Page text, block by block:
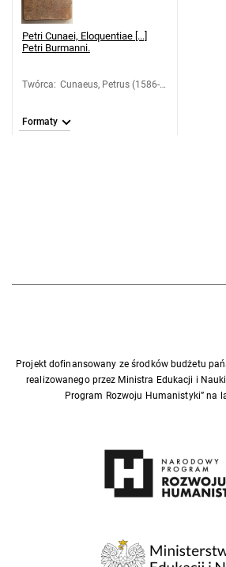
Petri Cunaei, Eloquentiae [...]
Petri Burmanni.
Twórca: Cunaeus, Petrus (1586-
Formaty
Projekt dofinansowany ze środków budżetu
realizowanego przez Ministra Edukacji i
Program Rozwoju Humanistyki” na